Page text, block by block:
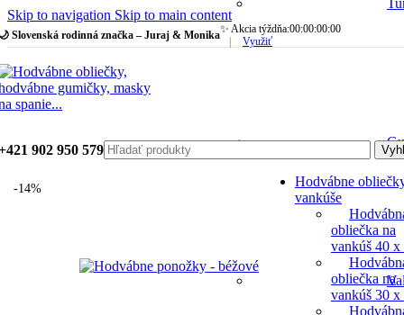
Skip to navigation Skip to main content
Slovenská rodinná značka – Juraj & Monika✨ Akcia týždňa:00:00:00:00
Využiť
902 950 579
Hodvábne
vankúše
obliečka na
vankúš 40 x
obliečka na
vankúš 30 x
-14%